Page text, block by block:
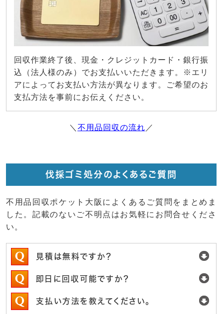
回収作業終了後、現金・クレジットカード・銀行振
込（法人様のみ）でお支払いいただきます。※エリ
アによってお支払い方法が異なります。ご希望のお
支払方法を事前にお伝えください。
＼ 不用品回収の流れ ／
伐採ゴミ処分のよくあるご質問
不用品回収ポケット大阪によくあるご質問をまとめま
した。記載のないご不明点はお気軽にお問合せくださ
い。
見積は無料ですか？
即日に回収可能ですか？
支払い方法を教えてください。